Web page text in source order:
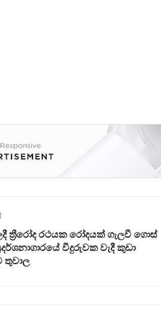
ත්‍රීරෝද රථයක රෝදයක් ගැලවී ගොස්
වීදුරුවක වැදී කුඩා
තුවාල